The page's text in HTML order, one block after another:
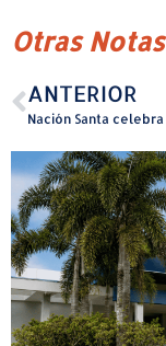
Otras Notas
ANTERIOR